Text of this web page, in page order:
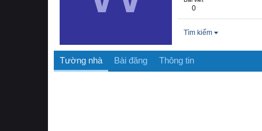
0
Tìm kiếm
Tường nhà Bài đăng Thông tin